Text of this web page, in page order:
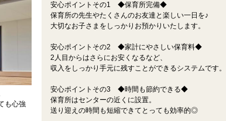
も心強
安心ポイントその1 ◆保育所完備◆
保育所の先生やたくさんのお友達と楽しい一日を♪
大切なお子さまをしっかりお預かりいたします。
安心ポイントその2 ◆家計にやさしい保育料◆
2人目からはさらにお安くなるなど、
収入をしっかり手元に残すことができるシステムです。
安心ポイントその3 ◆時間も節約できる◆
保育所はセンターの近くに設置。
送り迎えの時間も短縮できてとっても効率的◎